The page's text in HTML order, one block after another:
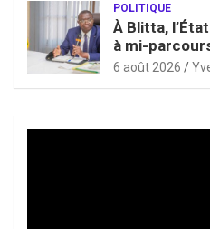
POLITIQUE
À Blitta,
à mi-
6 août 2026